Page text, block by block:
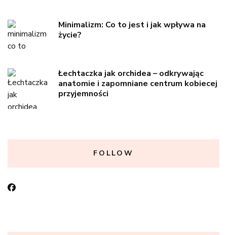
Minimalizm: Co to jest i jak wpływa na
życie?
Łechtaczka jak orchidea – odkrywając
anatomie i zapomniane centrum kobiecej
przyjemności
FOLLOW